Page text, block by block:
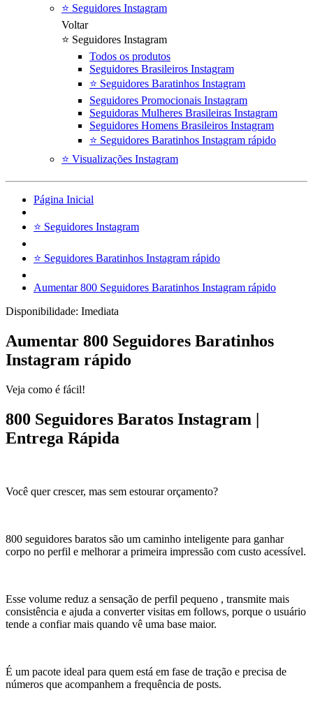
⭐ Seguidores Instagram
Voltar
⭐ Seguidores Instagram
Todos os produtos
Seguidores Brasileiros Instagram
⭐ Seguidores Baratinhos Instagram
Seguidores Promocionais Instagram
Seguidoras Mulheres Brasileiras Instagram
Seguidores Homens Brasileiros Instagram
⭐ Seguidores Baratinhos Instagram rápido
⭐ Visualizações Instagram
Página Inicial
⭐ Seguidores Instagram
⭐ Seguidores Baratinhos Instagram rápido
Aumentar 800 Seguidores Baratinhos Instagram rápido
Disponibilidade: Imediata
Aumentar 800 Seguidores Baratinhos
Instagram rápido
Veja como é fácil!
800 Seguidores Baratos Instagram |
Entrega Rápida
Você quer crescer, mas sem estourar orçamento?
800 seguidores baratos são um caminho inteligente para ganhar
corpo no perfil e melhorar a primeira impressão com custo acessível.
Esse volume reduz a sensação de perfil pequeno , transmite mais
consistência e ajuda a converter visitas em follows, porque o usuário
tende a confiar mais quando vê uma base maior.
É um pacote ideal para quem está em fase de tração e precisa de
números que acompanhem a frequência de posts.